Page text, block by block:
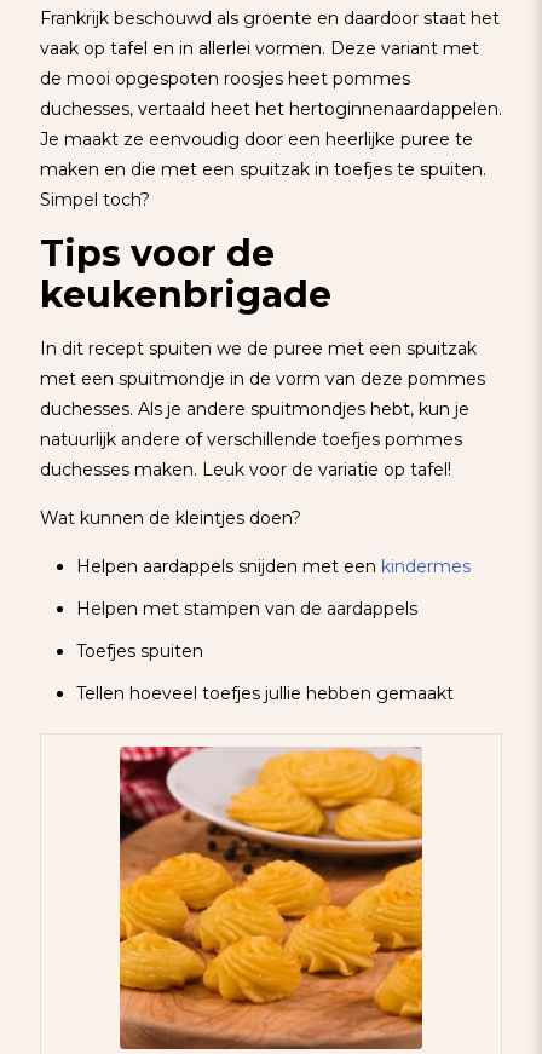
Frankrijk beschouwd als groente en daardoor staat het
vaak op tafel en in allerlei vormen. Deze variant met
de mooi opgespoten roosjes heet pommes
duchesses, vertaald heet het hertoginnenaardappelen.
Je maakt ze eenvoudig door een heerlijke puree te
maken en die met een spuitzak in toefjes te spuiten.
Simpel toch?
Tips voor de
keukenbrigade
In dit recept spuiten we de puree met een spuitzak
met een spuitmondje in de vorm van deze pommes
duchesses. Als je andere spuitmondjes hebt, kun je
natuurlijk andere of verschillende toefjes pommes
duchesses maken. Leuk voor de variatie op tafel!
Wat kunnen de kleintjes doen?
Helpen aardappels snijden met een kindermes
Helpen met stampen van de aardappels
Toefjes spuiten
Tellen hoeveel toefjes jullie hebben gemaakt